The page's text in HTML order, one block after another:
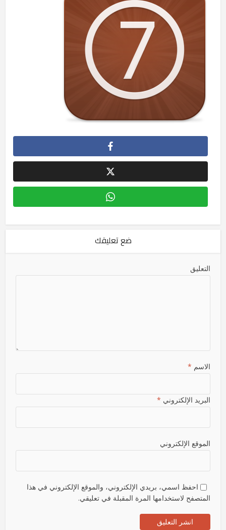
ضع تعليقك
التعليق
الاسم *
البريد الإلكتروني *
الموقع الإلكتروني
احفظ اسمي، بريدي الإلكتروني، والموقع الإلكتروني في هذا
المتصفح لاستخدامها المرة المقبلة في تعليقي.